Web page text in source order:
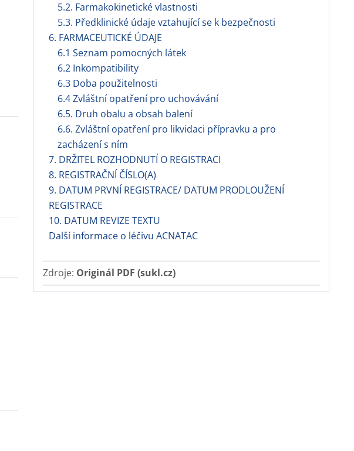
5.2. Farmakokinetické vlastnosti
5.3. Předklinické údaje vztahující se k bezpečnosti
6. FARMACEUTICKÉ ÚDAJE
6.1 Seznam pomocných látek
6.2 Inkompatibility
6.3 Doba použitelnosti
6.4 Zvláštní opatření pro uchovávání
6.5. Druh obalu a obsah balení
6.6. Zvláštní opatření pro likvidaci přípravku a pro
zacházení s ním
7. DRŽITEL ROZHODNUTÍ O REGISTRACI
8. REGISTRAČNÍ ČÍSLO(A)
9. DATUM PRVNÍ REGISTRACE/ DATUM PRODLOUŽENÍ
REGISTRACE
10. DATUM REVIZE TEXTU
Další informace o léčivu ACNATAC
Zdroje: Originál PDF (sukl.cz)